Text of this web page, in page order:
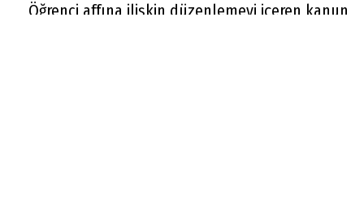
Öğrenci affına ilişkin düzenlemeyi içeren kanun